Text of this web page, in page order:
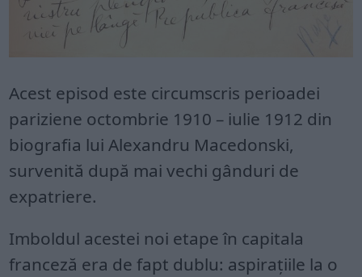
Acest episod este circumscris perioadei
pariziene octombrie 1910 – iulie 1912 din
biografia lui Alexandru Macedonski,
survenită după mai vechi gânduri de
expatriere.
Imboldul acestei noi etape în capitala
franceză era de fapt dublu: aspirațiile la o